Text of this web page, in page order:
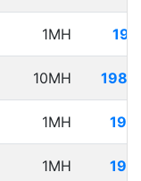
1MH
10MH
1MH
1MH